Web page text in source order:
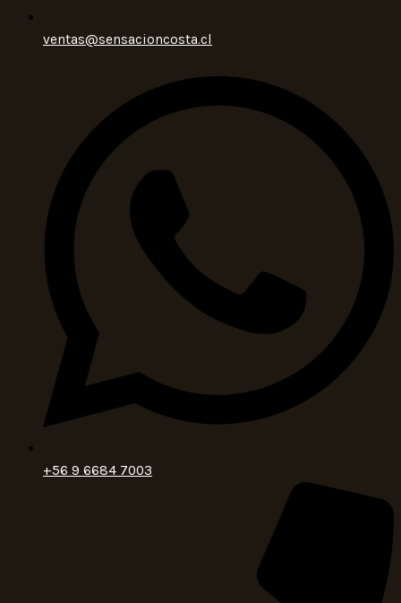
ventas@sensacioncosta.cl
+56 9 6684 7003